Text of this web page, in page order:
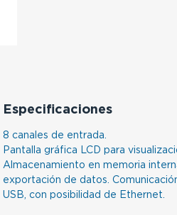
Especificaciones
8 canales de entrada.
Pantalla gráfica LCD para
Almacenamiento en memoria
exportación de datos.
USB, con posibilidad de Ethernet.